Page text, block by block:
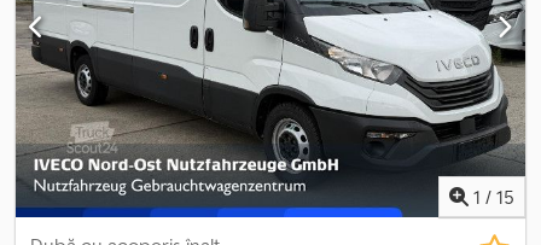
hidraulic Cârlig de remorcare 50 mm Suspensie pe arc/arc
Suprastructură Meiller S3 Bordmatic Prelată Platformă de
încărcare: 5810 x 2396 x 1000 mm Anvelope: Axa 1: 385/65 R22.5,
adâncime profil 9 mm Axa 2: 385/65 R22.5, adâncime profil 10 mm
Axa 3: 315/80 R22.5, adâncime profil 17 mm Axa 4: 315/80 R22.5,
adâncime profil 20 mm Greutate totală: 32.000 kg Greutate totală
a ansamblului: 60.000 kg Chsdozng I Uspfx Ag Esa
1 / 15